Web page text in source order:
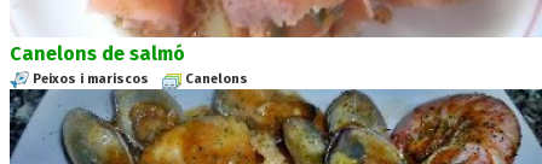
Canelons de salmó
Peixos i mariscos Canelons